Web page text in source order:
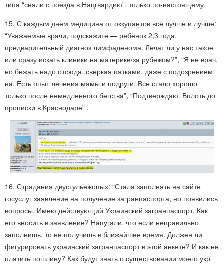
типа “сняли с поезда в Нацгвардию”, только по-настоящему.
15. С каждым днём медицина от оккупантов всё лучше и лучше:
“Уважаемые врачи, подскажите — ребёнок 2,3 года,
предварительный диагноз лимфаденома. Лечат ли у нас такое
или сразу искать клиники на материке/за рубежом?”, “Я не врач,
но бежать надо отсюда, сверкая пятками, даже с подозрением
на. Есть опыт лечения мамы и подруги. Всё стало хорошо
только после немедленного бегства”, “Подтверждаю. Вплоть до
прописки в Краснодаре” .
16. Страдания двустульежопых: “Стала заполнять на сайте
госуслуг заявление на получение загранпаспорта, но появились
вопросы. Имею действующий Украинский загранпаспорт. Как
его вносить в заявление? Напугали, что если неправильно
заполнишь, то не получишь в ближайшее время. Должен ли
фигурировать украинский загранпаспорт в этой анкете? И как не
платить пошлину? Как будут знать о существовании моего укр